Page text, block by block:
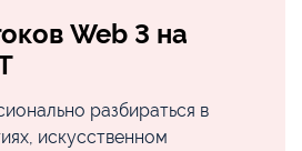
Web 3 на
разбираться в
искусственном